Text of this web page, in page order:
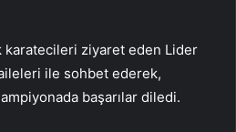
ziyaret eden Lider
ile sohbet ederek,
başarılar diledi.